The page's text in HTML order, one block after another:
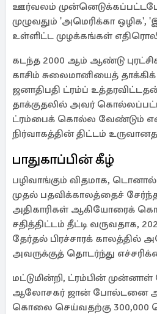
ஊர்வலம்
முழுவதும் 'அமெரிக்கா
உள்ளிட்ட முழக்கங்கள்
கடந்த 2000 ஆம் ஆண்டு
காசிம் சுலைமானியைத்
ஜனாதிபதி ட்ரம்ப்
தாக்குதலில் அவர்
ட்ரம்பைக் கொல்ல வேண்டும்
நிர்வாகத்தின் திட்டம்
பாதுகாப்பின் கீழ்
பழிவாங்கும் விதமாக,
முதல் பதவிக்காலத்தைச்
அதிகாரிகள் ஆகியோரைக்
சதித்திட்டம் தீட்டி வருவதாக,
தேர்தல் பிரச்சாரக் காலத்தில்
அவருக்குத் தொடர்ந்து
மட்டுமின்றி, ட்ரம்பின் முன்னாள்
ஆலோசகர் ஜான் போல்டனை
கொலை செய்வதற்கு